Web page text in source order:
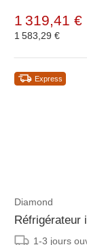
1 319,41 €
1 583,29 €
Express
Diamond
Réfrigérateur
1-3 jours